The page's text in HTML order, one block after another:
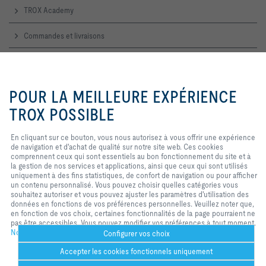
TROX Academy
Commandes et livraisons
Contactez-nous
Accueil, contact commercial et technique
TROX SUR LES RÉSEAUX SOCIAUX
Home Contacts Imprint
Conditions de livraison et de paiement
Confidentialité
Réserve 2026 © TROX France Sarl
nous autorisez à vous offrir une
expérience de navigation et
d'achat de qualité sur notre site
web. Ces cookies comprennent
fonctionnement du site et au
contrôle de nos services et
applications, ainsi que ceux qui
sont utilisés uniquement à des fins
statistiques, pour des paramètres
de commodité ou pour afficher un
contenu personnalisé. Vous
pouvez décider quelles catégories
vous souhaitez autoriser et vous
pouvez ajuster les paramètres
d'utilisation des données en
fonction de vos propres besoinsS.
Veuillez noter que, selon les
paramètres que vous avez
POUR LA MEILLEURE EXPÉRIENCE
TROX POSSIBLE
En cliquant sur ce bouton, vous nous autorisez à vous offrir une expérience
de navigation et d'achat de qualité sur notre site web. Ces cookies
comprennent ceux qui sont essentiels au bon fonctionnement du site et à
la gestion de nos services et applications, ainsi que ceux qui sont utilisés
uniquement à des fins statistiques, de confort de navigation ou pour afficher
un contenu personnalisé. Vous pouvez choisir quelles catégories vous
souhaitez autoriser et vous pouvez ajuster les paramètres d'utilisation des
données en fonctions de vos préférences personnelles. Veuillez noter que,
en fonction de vos choix, certaines fonctionnalités de la page pourraient ne
pas être accessibles. Vous pouvez modifier vos préférences à tout moment.
Notre politique de confidentialitéConfigurer vos choix
Accepter les cookies fonctionnels uniquement